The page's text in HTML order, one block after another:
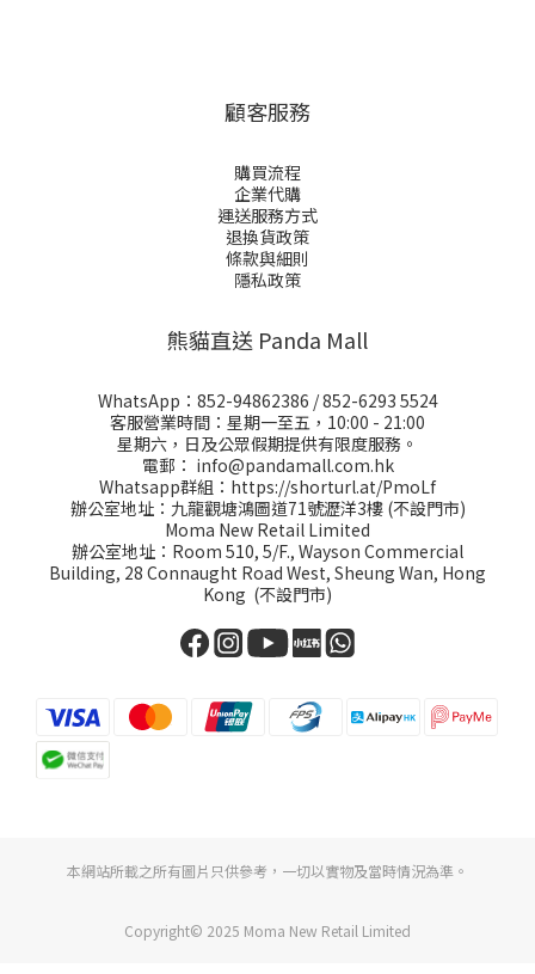
顧客服務
購買流程
企業代購
運送服務方式
退換貨政策
條款與細則
隱私政策
熊貓直送 Panda Mall
WhatsApp： 852-94862386 /852-6293 5524
客服營業時間：星期一至五，10:00 - 21:00
星期六，日及公眾假期提供有限度服務。
電郵： info@pandamall.com.hk
Whatsapp群組： https://shorturl.at/PmoLf
辦公室地址：九龍觀塘鴻圖道71號瀝洋3樓 (不設門市)
Moma New Retail Limited
辦公室地址：Room 510, 5/F., Wayson Commercial
Building, 28 Connaught Road West, Sheung Wan, Hong
Kong (不設門市)
本網站所載之所有圖片只供參考，一切以實物及當時情況為準。
Copyright© 2025 Moma New Retail Limited